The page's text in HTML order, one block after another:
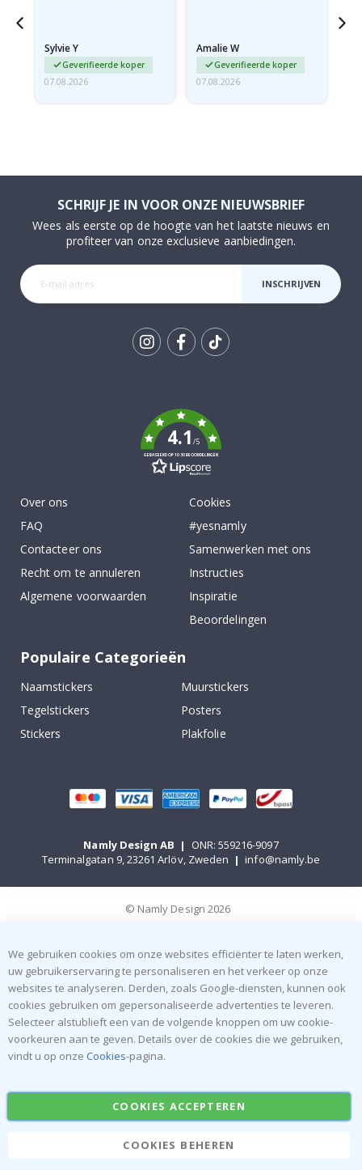
beetje…
Sylvie Y
Geverifieerde koper
07.08.2026
Amalie W
Geverifieerde koper
07.08.2026
SCHRIJF JE IN VOOR ONZE NIEUWSBRIEF
Wees als eerste op de hoogte van het laatste nieuws en
profiteer van onze exclusieve aanbiedingen.
INSCHRIJVEN
4.1/5
GEBASEERD OP 1030 BEOORDELINGEN
Over ons
FAQ
Contacteer ons
Recht om te annuleren
Algemene voorwaarden
Cookies
#yesnamly
Samenwerken met ons
Instructies
Inspiratie
Beoordelingen
Populaire Categorieën
Naamstickers
Muurstickers
Tegelstickers
Posters
Stickers
Plakfolie
Namly Design AB |
ONR: 559216-9097
Terminalgatan 9, 23261 Arlöv, Zweden | info@namly.be
© Namly Design 2026
We gebruiken cookies om onze websites efficiënter te laten werken,
uw gebruikerservaring te personaliseren en het verkeer op onze
websites te analyseren. Derden, zoals Google-diensten, kunnen ook
cookies gebruiken om gepersonaliseerde advertenties te leveren.
Selecteer alstublieft een van de volgende knoppen om uw cookie-
voorkeuren aan te geven. Details over de cookies die we gebruiken,
vindt u op onze Cookies-pagina.
COOKIES ACCEPTEREN
COOKIES BEHEREN